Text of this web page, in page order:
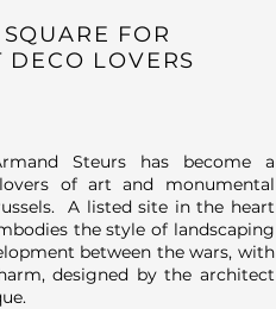
FOR
DECO LOVERS
Steurs has become a
of art and monumental
A listed site in the heart
the style of landscaping
between the wars, with
designed by the architect